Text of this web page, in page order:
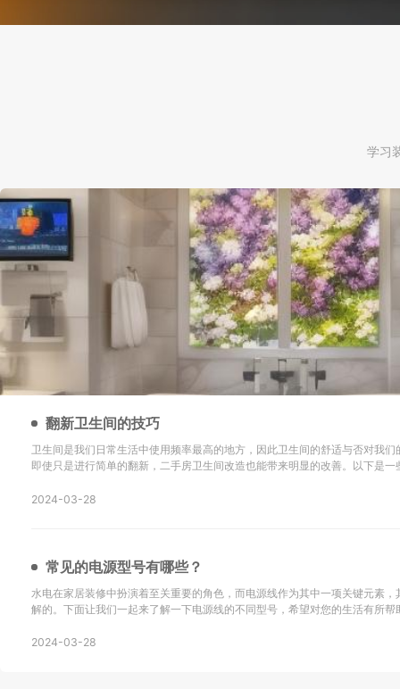
学习
翻新卫生间的技巧
卫生间是我们日常生活中使用频率最高的地方，因此卫生间的舒适与否对我们
即使只是进行简单的翻新，二手房卫生间改造也能带来明显的改善。以下是一
铺设瓷砖是很重要的。确保地砖的铺设
2024-03-28
常见的电源型号有哪些？
水电在家居装修中扮演着至关重要的角色，而电源线作为其中一项关键元素，
解的。下面让我们一起来了解一下电源线的不同型号，希望对您的生活有所帮助！ SYV：这
同轴电缆。 KVV：这种电缆采用聚氯乙烯
2024-03-28